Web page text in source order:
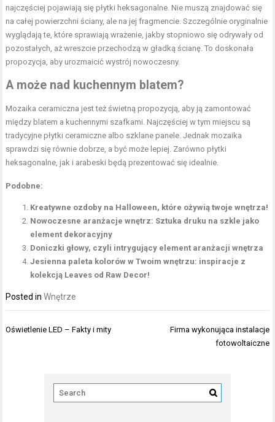
najczęściej pojawiają się płytki heksagonalne. Nie muszą znajdować się
na całej powierzchni ściany, ale na jej fragmencie. Szczególnie oryginalnie
wyglądają te, które sprawiają wrażenie, jakby stopniowo się odrywały od
pozostałych, aż wreszcie przechodzą w gładką ścianę. To doskonała
propozycja, aby urozmaicić wystrój nowoczesny.
A może nad kuchennym blatem?
Mozaika ceramiczna jest też świetną propozycją, aby ją zamontować
między blatem a kuchennymi szafkami. Najczęściej w tym miejscu są
tradycyjne płytki ceramiczne albo szklane panele. Jednak mozaika
sprawdzi się równie dobrze, a być może lepiej. Zarówno płytki
heksagonalne, jak i arabeski będą prezentować się idealnie.
Podobne:
Kreatywne ozdoby na Halloween, które ożywią twoje wnętrza!
Nowoczesne aranżacje wnętrz: Sztuka druku na szkle jako
element dekoracyjny
Doniczki głowy, czyli intrygujący element aranżacji wnętrza
Jesienna paleta kolorów w Twoim wnętrzu: inspiracje z
kolekcją Leaves od Raw Decor!
Posted inWnętrze
Nawigacja
Oświetlenie LED – Fakty i mity
Firma wykonująca instalacje
fotowoltaiczne